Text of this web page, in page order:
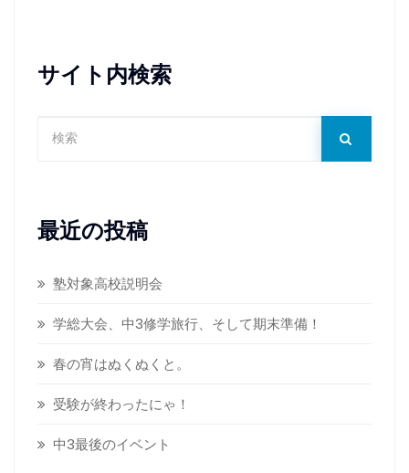
サイト内検索
最近の投稿
塾対象高校説明会
学総大会、中3修学旅行、そして期末準備！
春の宵はぬくぬくと。
受験が終わったにゃ！
中3最後のイベント